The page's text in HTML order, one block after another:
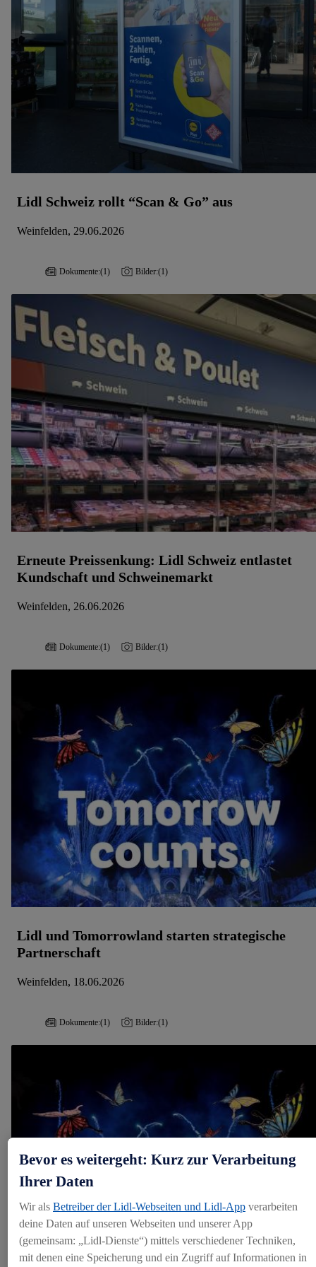
Lidl Schweiz rollt “Scan & Go” aus
Weinfelden, 29.06.2026
Dokumente:(1) Bilder:(1)
Erneute Preissenkung: Lidl Schweiz entlastet
Kundschaft und Schweinemarkt
Weinfelden, 26.06.2026
Dokumente:(1) Bilder:(1)
Lidl und Tomorrowland starten strategische
Partnerschaft
Weinfelden, 18.06.2026
Dokumente:(1) Bilder:(1)
Bevor es weitergeht: Kurz zur Verarbeitung
Ihrer Daten
Wir als Betreiber der Lidl-Webseiten und Lidl-App verarbeiten
deine Daten auf unseren Webseiten und unserer App
(gemeinsam: „Lidl-Dienste“) mittels verschiedener Techniken,
mit denen eine Speicherung und ein Zugriff auf Informationen in